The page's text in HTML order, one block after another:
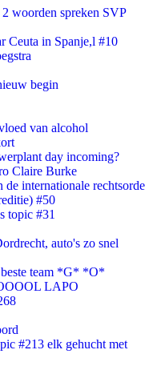
2 woorden spreken SVP
Ceuta in Spanje,l #10
begin
van alcohol
day incoming?
Claire Burke
internationale rechtsorde
#50
topic #31
auto's zo snel
team *G* *O*
LAPO
#213 elk gehucht met